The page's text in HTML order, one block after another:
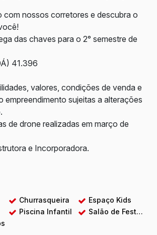
com nossos corretores e descubra o
das chaves para o 2° semestre de
41.396
valores, condições de venda e
empreendimento sujeitas a alterações
de drone realizadas em março de
e Incorporadora.
Churrasqueira
Espaço Kids
Piscina Infantil
Salão de Festas